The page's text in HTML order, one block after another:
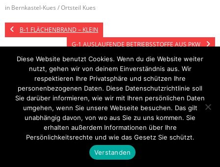
in Bernkastel-Kues / Ortsteil Kues
B-1 FLÄCHENBRAND – KLEIN
G-1 AUSLAUFENDE BETRIEBSSTOFFE AUS PKW
Startseite Einsätze Mitglied werden Über uns
Bilder
Kontakt
Theme byThink Up Themes Ltd. Powered by WordPress.
Diese Website benutzt Cookies. Wenn du die Website weiter
nutzt, gehen wir von deinem Einverständnis aus. Wir
respektieren Ihre Privatsphäre und schützen Ihre
personenbezogenen Daten. Diese Datenschutzrichtlinie soll
Sie darüber informieren, wie wir mit Ihren persönlichen Daten
umgehen, wenn Sie unsere Webseite besuchen. Das gilt
unabhängig davon, von wo aus Sie zu uns kommen. Sie
erhalten außerdem Informationen über Ihre
Persönlichkeitsrechte und wie das Gesetz Sie schützt.
Verstanden